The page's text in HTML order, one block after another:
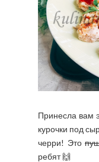
Принесла вам
курочки под
черри! Это
ребят 🙌